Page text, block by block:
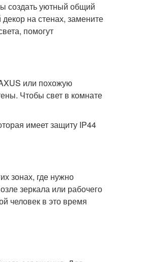
создать уютный общий
на стенах, замените
помогут
или похожую
Чтобы свет в комнате
имеет защиту IP44
зонах, где нужно
зеркала или рабочего
человек в это время